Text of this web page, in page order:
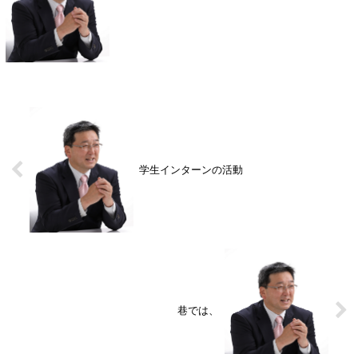
学生インターンの活動
巷では、